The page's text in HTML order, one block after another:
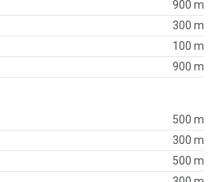
900 m
300 m
100 m
900 m
500 m
300 m
500 m